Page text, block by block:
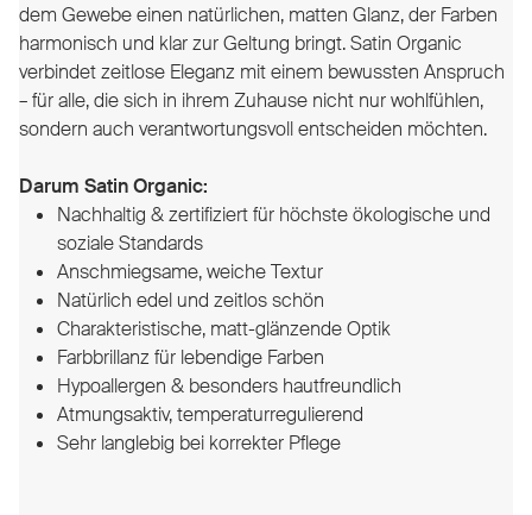
dem Gewebe einen natürlichen, matten Glanz, der Farben
harmonisch und klar zur Geltung bringt. Satin Organic
verbindet zeitlose Eleganz mit einem bewussten Anspruch
– für alle, die sich in ihrem Zuhause nicht nur wohlfühlen,
sondern auch verantwortungsvoll entscheiden möchten.
Darum Satin Organic:
Nachhaltig & zertifiziert für höchste ökologische und
soziale Standards
Anschmiegsame, weiche Textur
Natürlich edel und zeitlos schön
Charakteristische, matt-glänzende Optik
Farbbrillanz für lebendige Farben
Hypoallergen & besonders hautfreundlich
Atmungsaktiv, temperaturregulierend
Sehr langlebig bei korrekter Pflege